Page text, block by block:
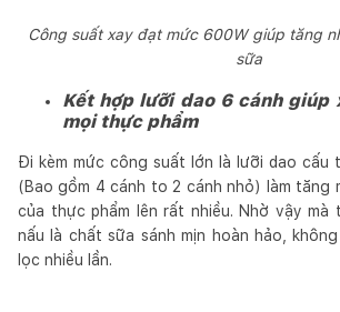
Công suất xay đạt mức 600W giúp tăng
sữa
Kết hợp lưỡi dao 6 cánh giúp
mọi thực phẩm
Đi kèm mức công suất lớn là lưỡi dao cấu
(Bao gồm 4 cánh to 2 cánh nhỏ) làm tăng
của thực phẩm lên rất nhiều. Nhờ vậy mà
nấu là chất sữa sánh mịn hoàn hảo,
lọc nhiều lần.